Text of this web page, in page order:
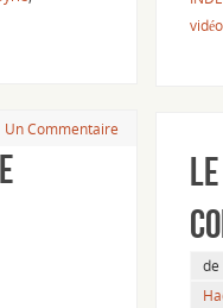
Un Commentaire
de